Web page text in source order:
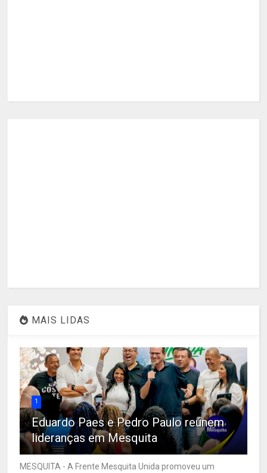
MAIS LIDAS
1
Eduardo Paes e Pedro Paulo reúnem
lideranças em Mesquita
MESQUITA - A Frente Mesquita Unida promoveu um